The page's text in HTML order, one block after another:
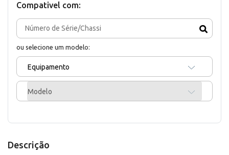
Compativel com:
ou selecione um modelo:
Equipamento
Modelo
Descrição